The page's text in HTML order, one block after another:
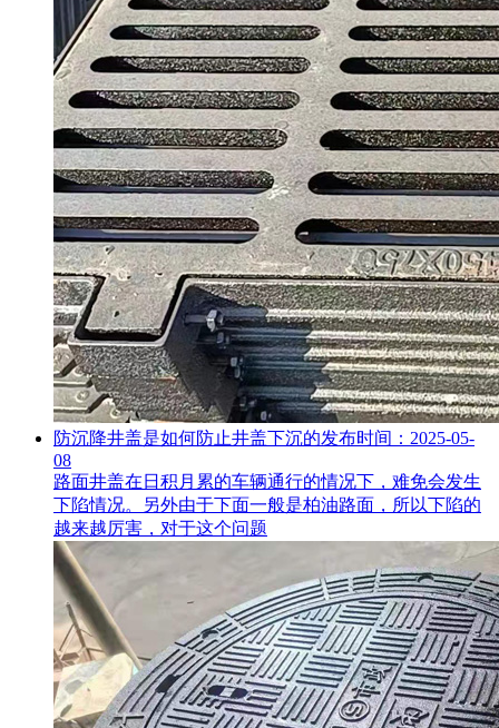
防沉降井盖是如何防止井盖下沉的发布时间：2025-05-
08
路面井盖在日积月累的车辆通行的情况下，难免会发生
下陷情况。另外由于下面一般是柏油路面，所以下陷的
越来越厉害，对于这个问题